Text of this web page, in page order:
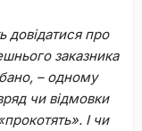
довідатися про
заказника
– одному
чи відмовки
І чи